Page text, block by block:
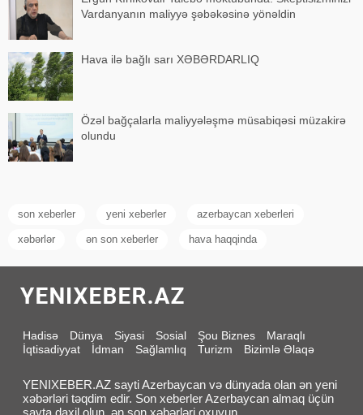
Vardanyanın maliyyə şəbəkəsinə yönəldin
Hava ilə bağlı sarı XƏBƏRDARLIQ
Özəl bağçalarla maliyyələşmə müsabiqəsi müzakirə
olundu
son xeberler yeni xeberler azerbaycan xeberleri
xəbərlər ən son xeberler hava haqqinda
Hadisə Dünya Siyasi Sosial Şou Biznes
Maraqlı
İqtisadiyyat
İdman Sağlamlıq Turizm Bizimlə Əlaqə
YENIXEBER.AZ sayti Azerbaycan və dünyada olan ən yeni
xəbərləri təqdim edir. Son xeberler Azerbaycan almaq üçün
sayta daxil olun, ən son xəbərləri oxuyun.